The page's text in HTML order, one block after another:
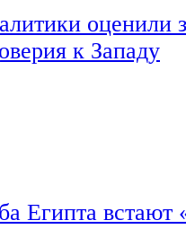
оценили
к Западу
Египта встают